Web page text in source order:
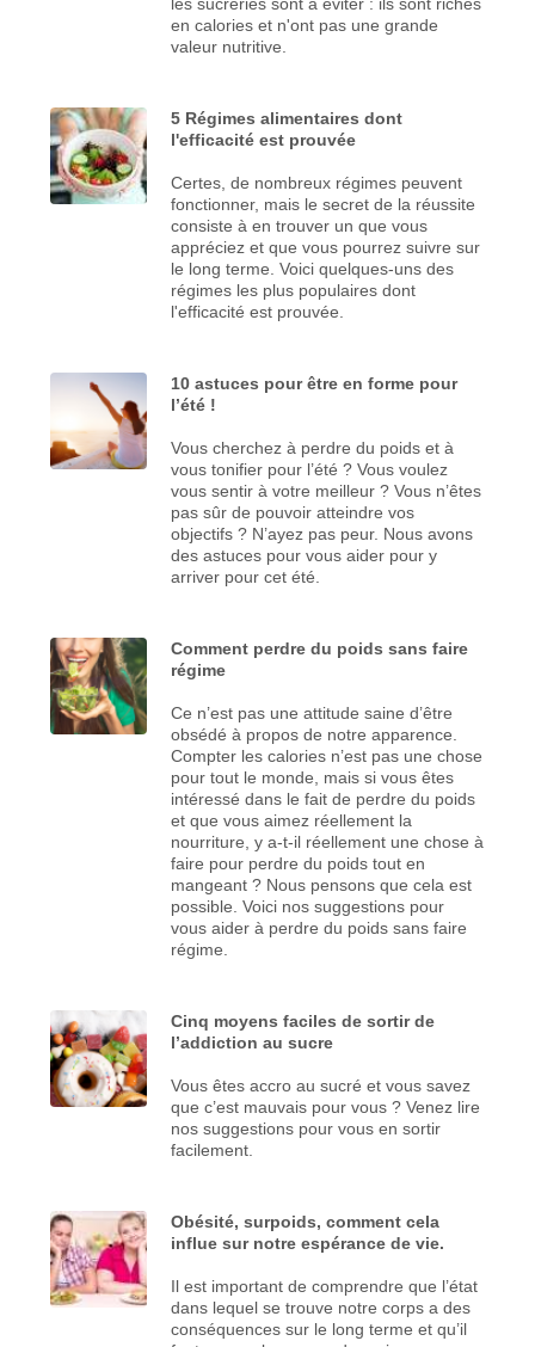
en calories et n'ont pas une grande
valeur nutritive.
5 Régimes alimentaires dont
l'efficacité est prouvée
Certes, de nombreux régimes peuvent
fonctionner, mais le secret de la réussite
consiste à en trouver un que vous
appréciez et que vous pourrez suivre sur
le long terme. Voici quelques-uns des
régimes les plus populaires dont
l'efficacité est prouvée.
10 astuces pour être en forme pour
l’été !
Vous cherchez à perdre du poids et à
vous tonifier pour l’été ? Vous voulez
vous sentir à votre meilleur ? Vous n’êtes
pas sûr de pouvoir atteindre vos
objectifs ? N’ayez pas peur. Nous avons
des astuces pour vous aider pour y
arriver pour cet été.
Comment perdre du poids sans faire
régime
Ce n’est pas une attitude saine d’être
obsédé à propos de notre apparence.
Compter les calories n’est pas une chose
pour tout le monde, mais si vous êtes
intéressé dans le fait de perdre du poids
et que vous aimez réellement la
nourriture, y a-t-il réellement une chose à
faire pour perdre du poids tout en
mangeant ? Nous pensons que cela est
possible. Voici nos suggestions pour
vous aider à perdre du poids sans faire
régime.
Cinq moyens faciles de sortir de
l’addiction au sucre
Vous êtes accro au sucré et vous savez
que c’est mauvais pour vous ? Venez lire
nos suggestions pour vous en sortir
facilement.
Obésité, surpoids, comment cela
influe sur notre espérance de vie.
Il est important de comprendre que l’état
dans lequel se trouve notre corps a des
conséquences sur le long terme et qu’il